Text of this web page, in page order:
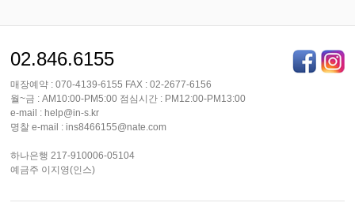
02.846.6155
매장예약 : 070-4139-6155 FAX : 02-2677-6156
월~금 : AM10:00-PM5:00 점심시간 : PM12:00-PM13:00
e-mail : help@in-s.kr
명찰 e-mail : ins8466155@nate.com
하나은행 217-910006-05104
예금주 이지영(인스)